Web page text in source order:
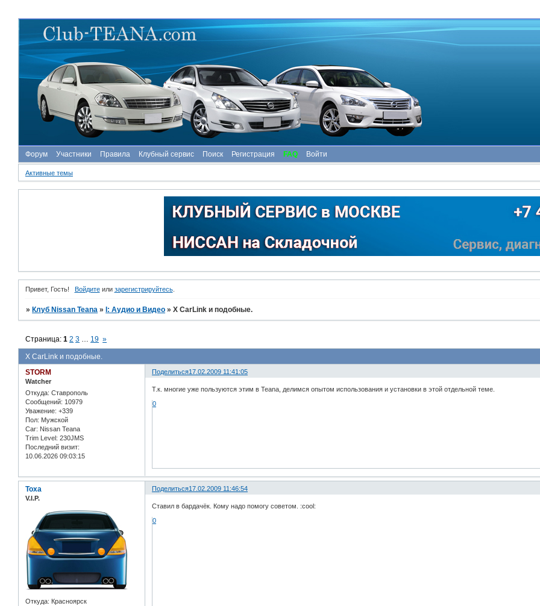
Форум Участники Правила Клубный сервис Поиск Регистрация FAQ Войти
Активные темы
Привет, Гость! Войдитеили зарегистрируйтесь.
» Клуб Nissan Teana » I: Аудио и Bидео »X CarLink и подобные.
X CarLink и подобные.
Страница:1 2 3 19 »
Поделиться17.02.2009 11:41:05
STORM
Watcher
Откуда: Ставрополь
Сообщений: 10979
Уважение: +339
Пол: Мужской
Car: Nissan Teana
Trim Level: 230JMS
Последний визит:
10.06.2026 09:03:15
Т.к. многие уже пользуются этим в Teana, делимся опытом использования и установки в этой отдельной теме.
0
Поделиться17.02.2009 11:46:54
Toxa
V.I.P.
Откуда: Красноярск
Ставил в бардачёк. Кому надо помогу советом. :cool:
0